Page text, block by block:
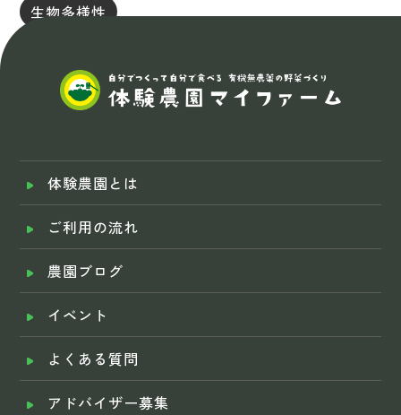
生物多様性
体験農園とは
ご利用の流れ
農園ブログ
イベント
よくある質問
アドバイザー募集